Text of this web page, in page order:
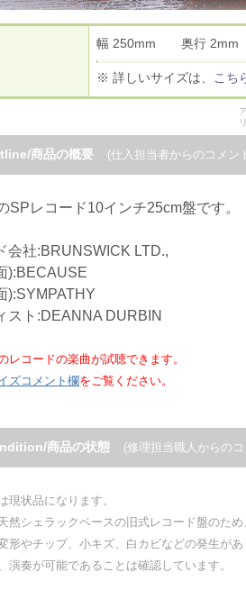
幅 250mm 奥行
※ 詳しいサイズは、 こち
商品の概要 (仕入担当者からのコメン
SPレコード10インチ25cm盤です。
会社:BRUNSWICK LTD.,
):BECAUSE
):SYMPATHY
スト:DEANNA DURBIN
レコードの楽曲が試聴できます。
ズコメント欄をご覧ください。
商品の状態 (修理担当職人からの
現状品になります。
然シェラックベースの旧式レコード盤のため
形やチップ、小キズ、白カビなどの発生があ
演奏が可能であることは確認しています。